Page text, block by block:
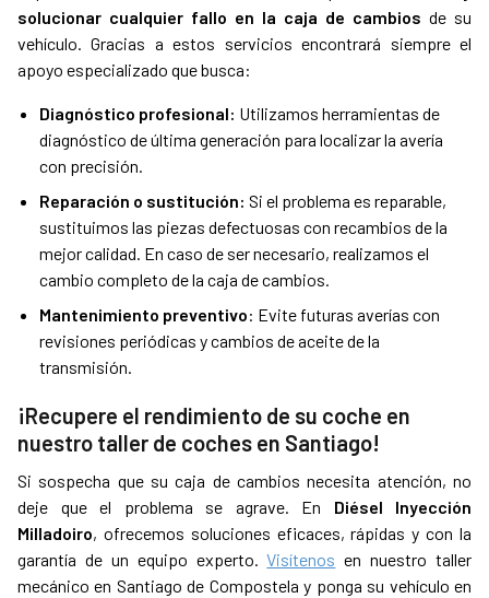
solucionar cualquier fallo en la caja de cambios de su
vehículo. Gracias a estos servicios encontrará siempre el
apoyo especializado que busca:
Diagnóstico profesional: Utilizamos herramientas de
diagnóstico de última generación para localizar la avería
con precisión.
Reparación o sustitución: Si el problema es reparable,
sustituimos las piezas defectuosas con recambios de la
mejor calidad. En caso de ser necesario, realizamos el
cambio completo de la caja de cambios.
Mantenimiento preventivo: Evite futuras averías con
revisiones periódicas y cambios de aceite de la
transmisión.
¡Recupere el rendimiento de su coche en
nuestro taller de coches en Santiago!
Si sospecha que su caja de cambios necesita atención, no
deje que el problema se agrave. En Diésel Inyección
Milladoiro, ofrecemos soluciones eficaces, rápidas y con la
garantía de un equipo experto.Visítenos en nuestro taller
mecánico en Santiago de Compostela y ponga su vehículo en